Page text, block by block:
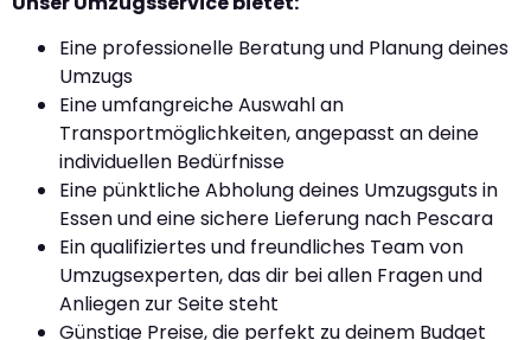
Eine professionelle Beratung und Planung deines
Umzugs
Eine umfangreiche Auswahl an
Transportmöglichkeiten, angepasst an deine
individuellen Bedürfnisse
Eine pünktliche Abholung deines Umzugsguts in
Essen und eine sichere Lieferung nach Pescara
Ein qualifiziertes und freundliches Team von
Umzugsexperten, das dir bei allen Fragen und
Anliegen zur Seite steht
Günstige Preise, die perfekt zu deinem Budget